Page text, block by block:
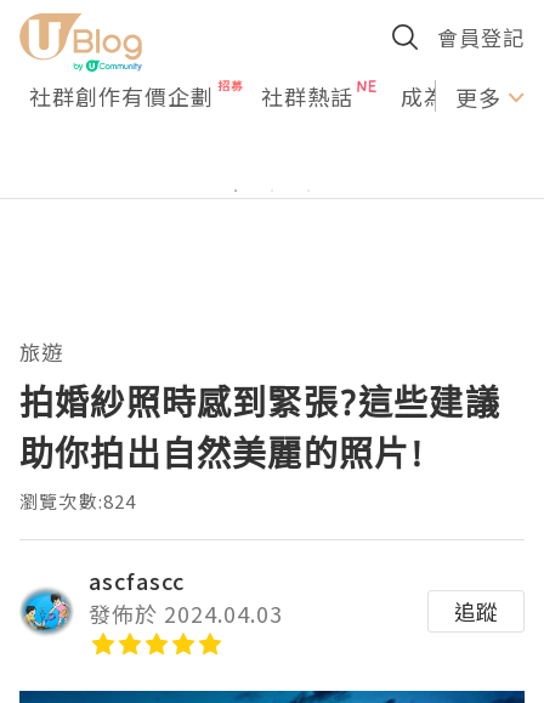
會員登記
社群創作有價企劃 社群熱話 成為U更多
旅遊
拍婚紗照時感到緊張?這些建議
助你拍出自然美麗的照片!
瀏覽次數:824
ascfascc
發佈於 2024.04.03
追蹤